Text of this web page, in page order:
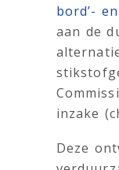
bord’-
aan de
inzake
Deze